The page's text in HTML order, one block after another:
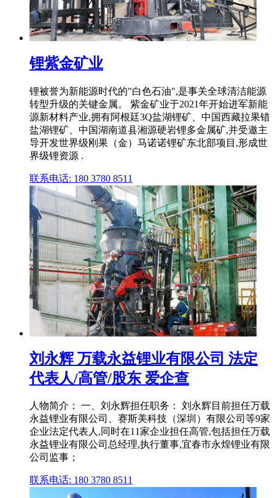
锂紫金矿业
锂被誉为新能源时代的"白色石油",是事关全球清洁能源
转型升级的关键金属。 紫金矿业于2021年开始进军新能
源新材料产业,拥有阿根廷3Q盐湖锂矿、中国西藏拉果错
盐湖锂矿、中国湖南道县湘源硬岩锂多金属矿,并受邀主
导开发世界级刚果（金）马诺诺锂矿东北部项目,形成世
界级锂资源 .
联系电话: 180 3780 8511
刘永辉 万载永益锂业有限公司 法定
代表人/高管/股东 爱企查
人物简介： 一、刘永辉担任职务： 刘永辉目前担任万载
永益锂业有限公司、赛斯美科技（深圳）有限公司等9家
企业法定代表人,同时在11家企业担任高管,包括担任万载
永益锂业有限公司总经理,执行董事,宜春市永煌锂业有限
公司监事；
联系电话: 180 3780 8511